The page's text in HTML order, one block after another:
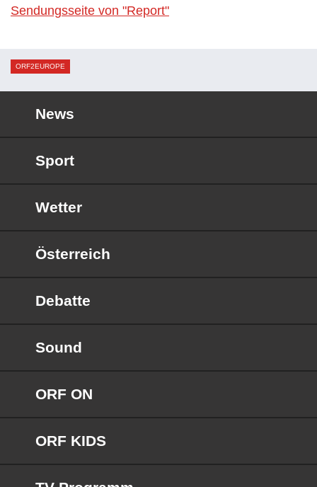
Sendungsseite von "Report"
ORF2EUROPE
News
Sport
Wetter
Österreich
Debatte
Sound
ORF ON
ORF KIDS